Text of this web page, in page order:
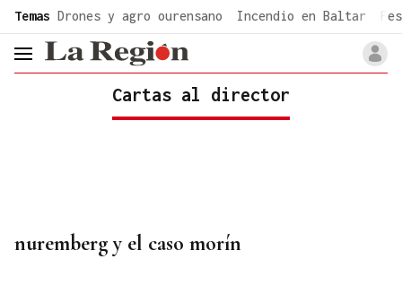
Temas Drones y agro ourensano Incendio en Baltar
header.menu.open
Cartas al director
nuremberg y el caso morín